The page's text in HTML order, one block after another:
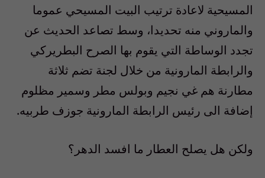
المسيحية لاعادة ترتيب البيت المسيحي عموما
والماروني منه تحديدا، وسط تصاعد الحديث عن
تجدد الوساطة التي يقوم بها الصرح البطريركي
والرابطة المارونية من خلال لجنة تضم ثلاثة
مطارنة هم غي نجيم وبولس مطر وسمير مظلوم
إضافة الى رئيس الرابطة المارونية جوزف طربيه.
ولكن هل يصلح العطار ما افسد الدهر؟